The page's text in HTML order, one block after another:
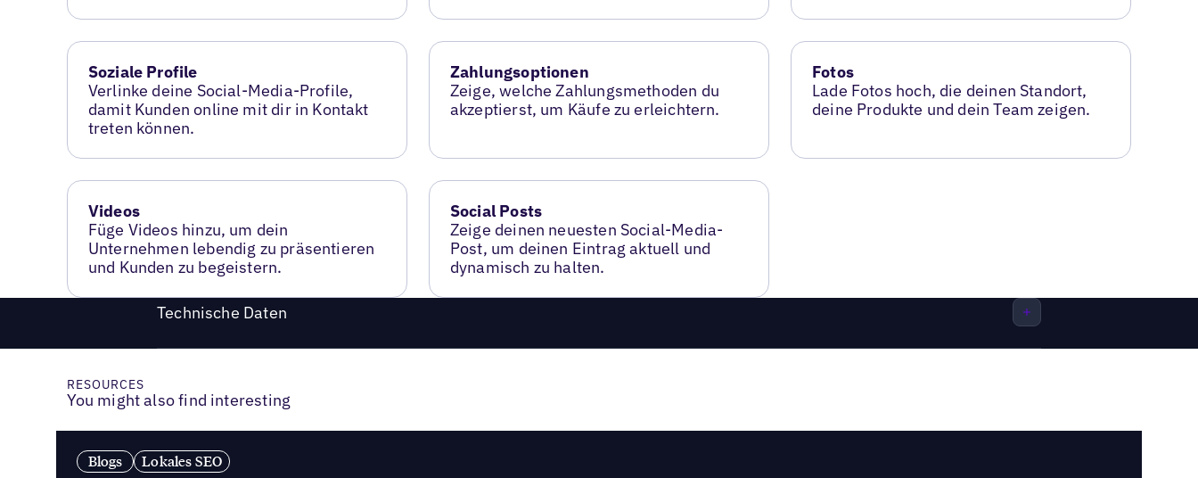
Soziale Profile
Verlinke deine Social-Media-Profile,
damit Kunden online mit dir in Kontakt
treten können.
Zahlungsoptionen
Zeige, welche Zahlungsmethoden du
akzeptierst, um Käufe zu erleichtern.
Fotos
Lade Fotos hoch, die deinen Standort,
deine Produkte und dein Team zeigen.
Videos
Füge Videos hinzu, um dein
Unternehmen lebendig zu präsentieren
und Kunden zu begeistern.
Social Posts
Zeige deinen neuesten Social-Media-
Post, um deinen Eintrag aktuell und
dynamisch zu halten.
Technische Daten
RESOURCES
You might also find interesting
Blogs Lokales SEO